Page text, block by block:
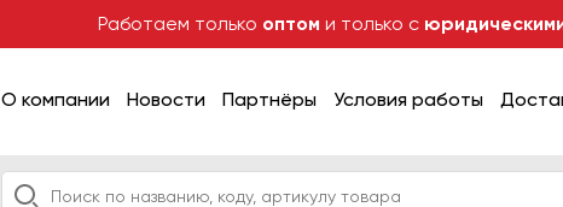
Работаем только оптом и только с
О компании Новости Партнёры Условия работы